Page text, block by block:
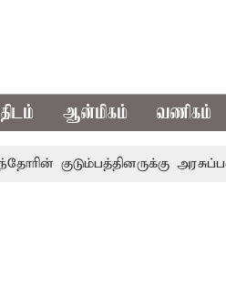
ஆன்மிகம் வணிகம்
குடும்பத்தினருக்கு அரசுப்பணி